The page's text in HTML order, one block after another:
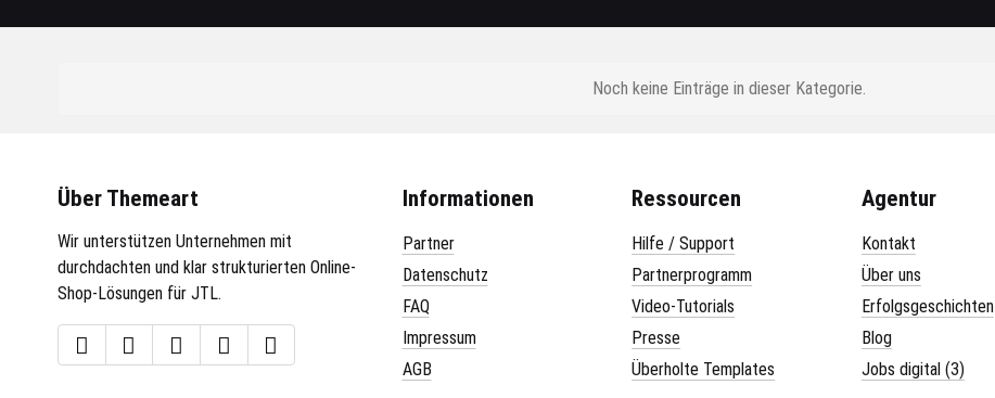
Noch keine Einträge in dieser Kategorie.
Über Themeart
Wir unterstützen Unternehmen mit
durchdachten und klar strukturierten Online-
Shop-Lösungen für JTL.
Informationen
Partner
Datenschutz
FAQ
Impressum
AGB
Ressourcen
Hilfe / Support
Partnerprogramm
Video-Tutorials
Presse
Überholte Templates
Agentur
Kontakt
Über uns
Erfolgsgeschichten
Blog
Jobs digital (3)